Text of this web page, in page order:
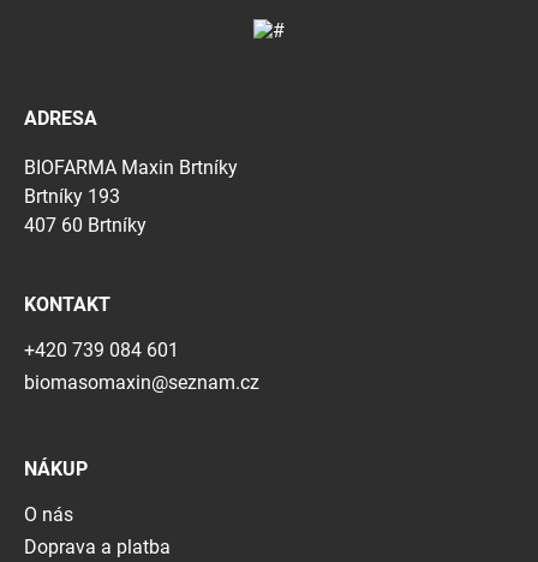
ADRESA
BIOFARMA Maxin Brtníky
Brtníky 193
407 60 Brtníky
KONTAKT
+420 739 084 601
biomasomaxin@seznam.cz
NÁKUP
O nás
Doprava a platba